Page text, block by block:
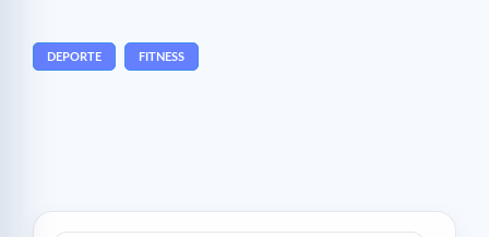
DEPORTE FITNESS